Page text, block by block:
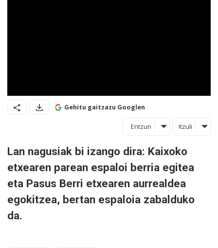
Gehitu gaitzazu Googlen
Entzun Itzuli
Lan nagusiak bi izango dira: Kaixoko
etxearen parean espaloi berria egitea
eta Pasus Berri etxearen aurrealdea
egokitzea, bertan espaloia zabalduko
da.